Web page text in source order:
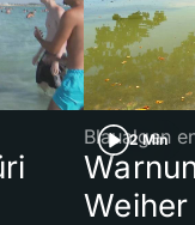
2 Min
Blaualgen
Weiher